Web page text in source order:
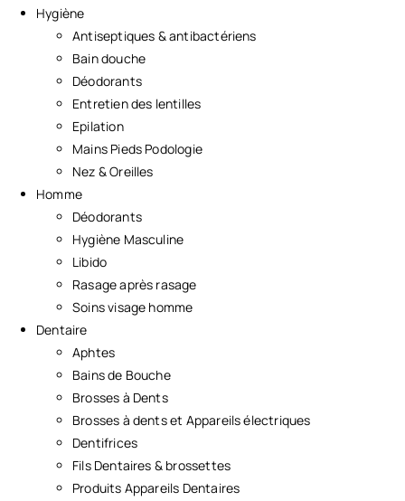
Hygiène
Antiseptiques & antibactériens
Bain douche
Déodorants
Entretien des lentilles
Epilation
Mains Pieds Podologie
Nez & Oreilles
Homme
Déodorants
Hygiène Masculine
Libido
Rasage après rasage
Soins visage homme
Dentaire
Aphtes
Bains de Bouche
Brosses à Dents
Brosses à dents et Appareils électriques
Dentifrices
Fils Dentaires & brossettes
Produits Appareils Dentaires